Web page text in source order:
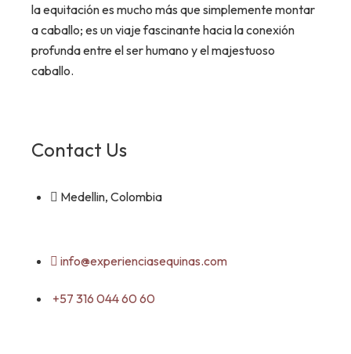
la equitación es mucho más que simplemente montar
a caballo; es un viaje fascinante hacia la conexión
profunda entre el ser humano y el majestuoso
caballo.
Contact Us
Medellin, Colombia
info@experienciasequinas.com
+57 316 044 60 60